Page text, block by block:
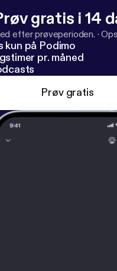
[https://silicon-
gratis i 14
efter prøveperioden. ·
kun på Podimo
pr. måned
Prøv gratis